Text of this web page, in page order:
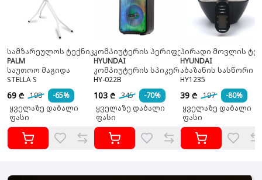
სამზარეულოს ტექნიკა
PALM
საუთოო მაგიდა
STELLA S
69 ₾ 198
-65%
ყველაზე დაბალი
ფასი
კომპიუტერის პერიფერია
HYUNDAI
კომპიუტერის სპიკერი
HY-022B
103 ₾ 345
-70%
ყველაზე დაბალი
ფასი
პირადი მოვლის
HYUNDAI
აბაზანის სასწორი
HY1235
39 ₾ 197
-80%
ყველაზე დაბალი
ფასი